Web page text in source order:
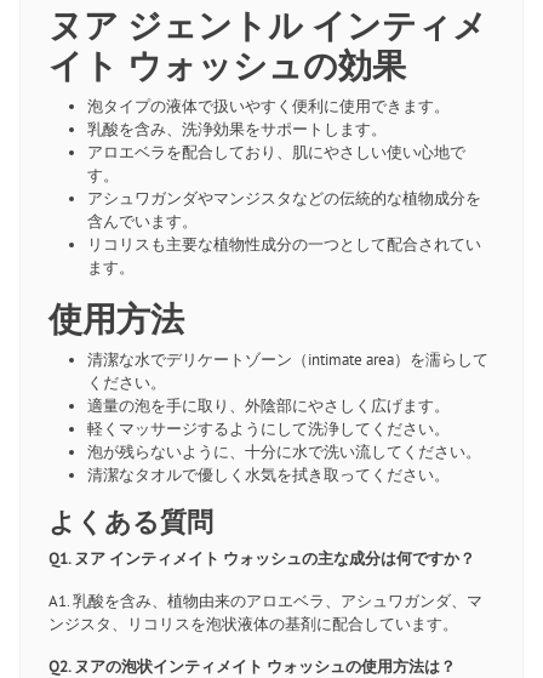
ヌア ジェントル インティメ
イト ウォッシュの効果
泡タイプの液体で扱いやすく便利に使用できます。
乳酸を含み、洗浄効果をサポートします。
アロエベラを配合しており、肌にやさしい使い心地で
す。
アシュワガンダやマンジスタなどの伝統的な植物成分を
含んでいます。
リコリスも主要な植物性成分の一つとして配合されてい
ます。
使用方法
清潔な水でデリケートゾーン（intimate area）を濡らして
ください。
適量の泡を手に取り、外陰部にやさしく広げます。
軽くマッサージするようにして洗浄してください。
泡が残らないように、十分に水で洗い流してください。
清潔なタオルで優しく水気を拭き取ってください。
よくある質問
Q1. ヌア インティメイト ウォッシュの主な成分は何ですか？
A1. 乳酸を含み、植物由来のアロエベラ、アシュワガンダ、マ
ンジスタ、リコリスを泡状液体の基剤に配合しています。
Q2. ヌアの泡状インティメイト ウォッシュの使用方法は？